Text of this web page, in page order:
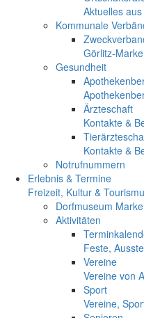
Aktuelles
Kommunale
Görlitz-
Gesundheit
Ärzteschaft
Kontakte &
Kontakte &
Notrufnummern
Erlebnis & Termine
Freizeit, Kultur &
Dorfmuseum
Aktivitäten
Feste,
Vereine
Vereine von
Sport
Vereine,